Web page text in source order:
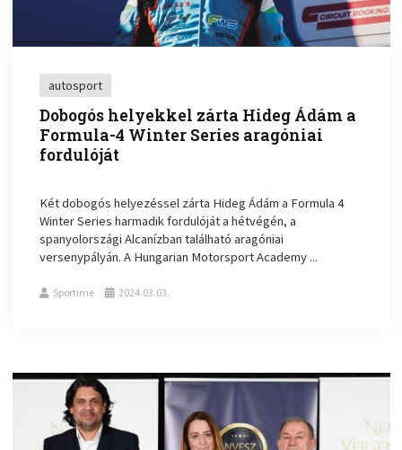
autosport
Dobogós helyekkel zárta Hideg Ádám a
Formula-4 Winter Series aragóniai
fordulóját
Két dobogós helyezéssel zárta Hideg Ádám a Formula 4
Winter Series harmadik fordulóját a hétvégén, a
spanyolországi Alcanízban található aragóniai
versenypályán. A Hungarian Motorsport Academy ...
Sportime 2024.03.03.